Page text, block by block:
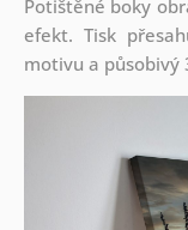
Potištěné boky
efekt. Tisk
motivu a působivý